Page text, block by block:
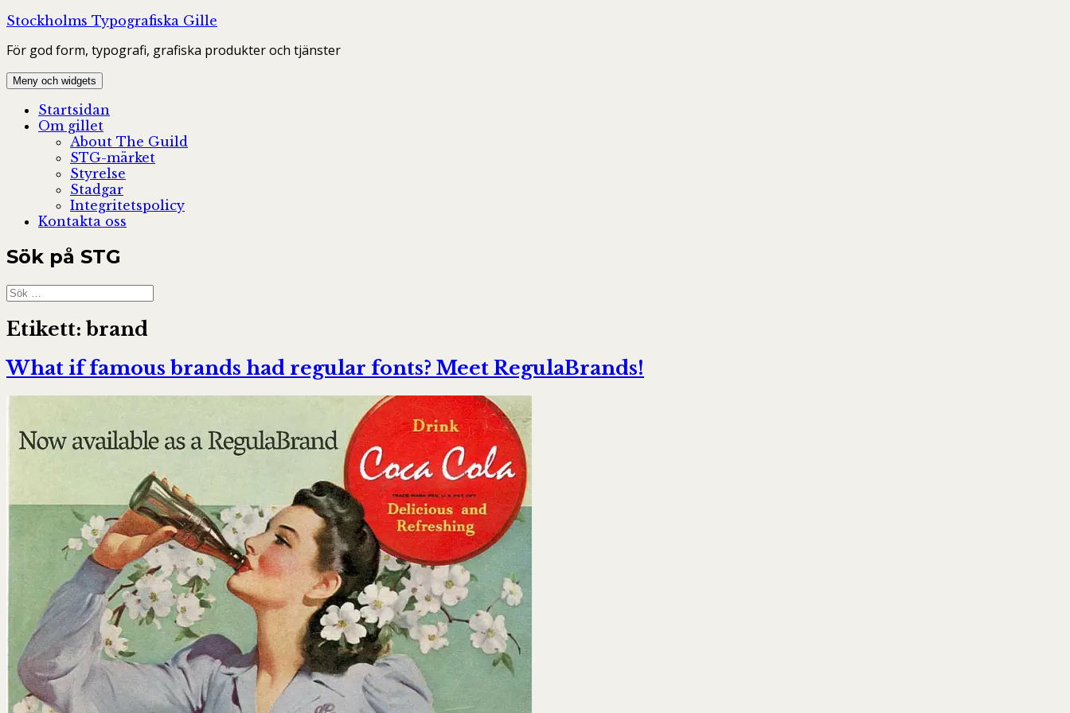
Hoppa
innehåll
Stockholms Typografiska Gille
För god form, typografi, grafiska produkter och tjänster
Meny och widgets
Startsidan
Om gillet
About The Guild
STG-märket
Styrelse
Stadgar
Integritetspolicy
Kontakta oss
Sök på STG
Sök
efter:
Etikett: brand
What if famous brands had regular fonts? Meet RegulaBrands!